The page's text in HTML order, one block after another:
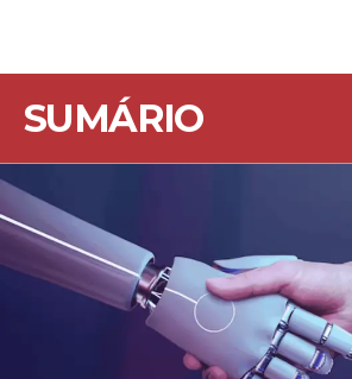
SUMÁRIO